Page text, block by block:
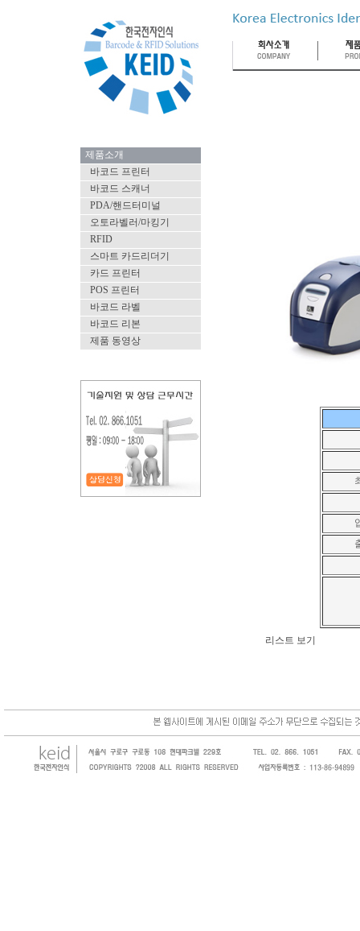
제품소개
바코드 프린터
바코드 스캐너
PDA/핸드터미널
오토라벨러/마킹기
RFID
스마트 카드리더기
카드 프린터
POS 프린터
바코드 라벨
바코드 리본
제품 동영상
리스트 보기